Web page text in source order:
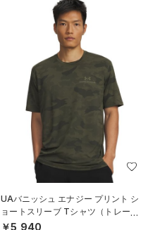
UAバニッシュ エナジー プリント シ
ョートスリーブ Tシャツ（トレーニ
ング/MEN）
￥5,940